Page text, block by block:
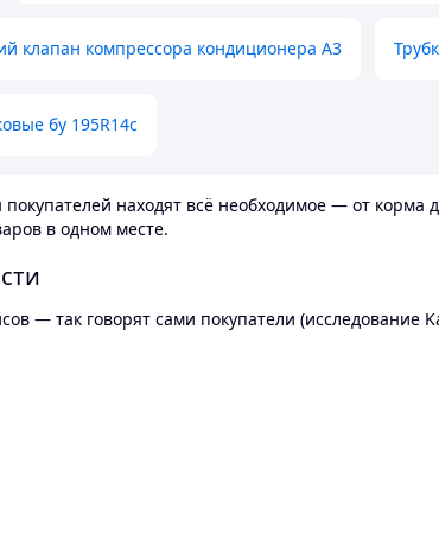
клапан компрессора кондиционера А3
бу 195R14c
находят всё необходимое — от
в одном месте.
— так говорят сами покупатели